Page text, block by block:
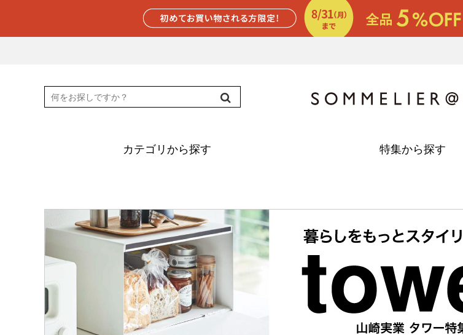
カテゴリから探す 特集から探す